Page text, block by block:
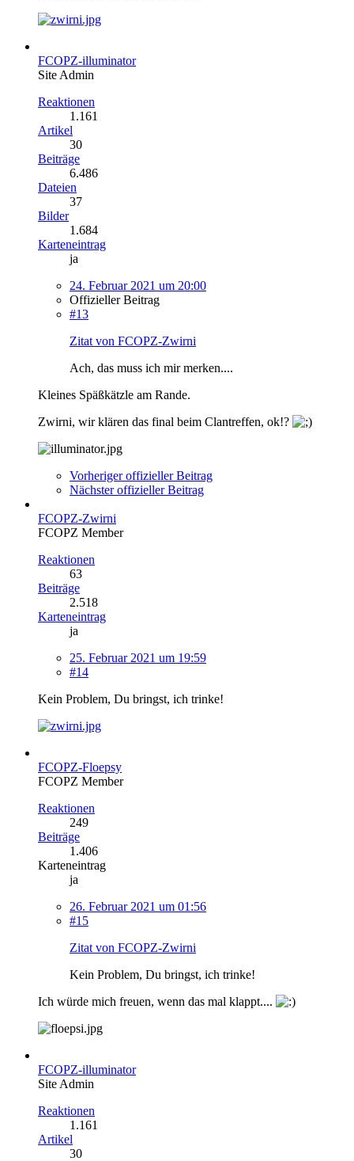
FCOPZ-illuminator
Site Admin
Reaktionen
1.161
Artikel
30
Beiträge
6.486
Dateien
37
Bilder
1.684
Karteneintrag
ja
24. Februar 2021 um 20:00
Offizieller Beitrag
#13
Zitat von FCOPZ-Zwirni
Ach, das muss ich mir merken....
Kleines Späßkätzle am Rande.
Zwirni, wir klären das final beim Clantreffen, ok!?
Vorheriger offizieller Beitrag
Nächster offizieller Beitrag
FCOPZ-Zwirni
FCOPZ Member
Reaktionen
63
Beiträge
2.518
Karteneintrag
ja
25. Februar 2021 um 19:59
#14
Kein Problem, Du bringst, ich trinke!
FCOPZ-Floepsy
FCOPZ Member
Reaktionen
249
Beiträge
1.406
Karteneintrag
ja
26. Februar 2021 um 01:56
#15
Zitat von FCOPZ-Zwirni
Kein Problem, Du bringst, ich trinke!
Ich würde mich freuen, wenn das mal klappt....
FCOPZ-illuminator
Site Admin
Reaktionen
1.161
Artikel
30